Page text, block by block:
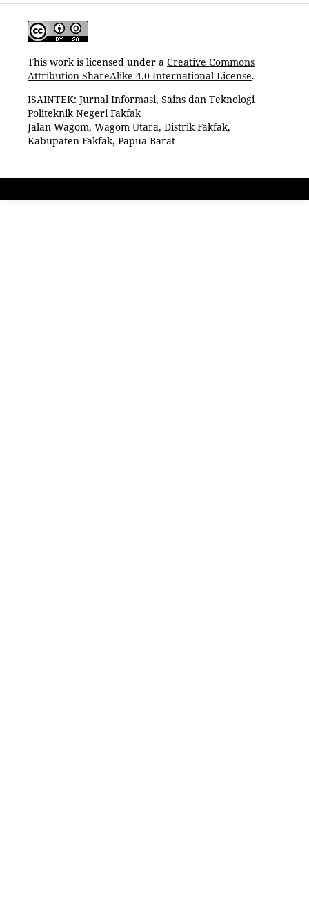
This work is licensed under a Creative Commons
Attribution-ShareAlike 4.0 International License.
ISAINTEK: Jurnal Informasi, Sains dan Teknologi
Politeknik Negeri Fakfak
Jalan Wagom, Wagom Utara, Distrik Fakfak,
Kabupaten Fakfak, Papua Barat